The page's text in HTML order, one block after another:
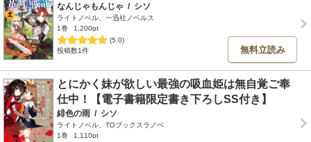
なんじゃもんじゃ / シソ
ライトノベル、一迅社ノベルス
1巻
1,200pt
(5.0)
投稿数1件
無料立読み
とにかく妹が欲しい最強の吸血姫は無自覚ご奉
仕中！【電子書籍限定書き下ろしSS付き】
緋色の雨 / シソ
ライトノベル、TOブックスラノベ
1巻
1,110pt